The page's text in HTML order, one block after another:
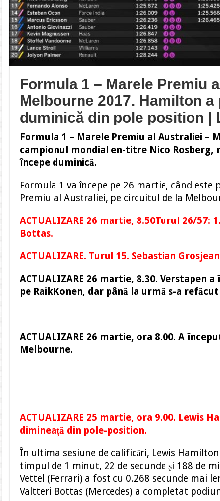
Formula 1 – Marele Premiu
Melbourne 2017. Hamilton a
duminică din pole position |
Formula 1 – Marele Premiu al Australiei –
campionul mondial en-titre Nico Rosberg,
începe duminică.
Formula 1 va începe pe 26 martie, când este
Premiu al Australiei, pe circuitul de la
ACTUALIZARE 26 martie, 8.50Turul 26/57:
Bottas.
ACTUALIZARE. Turul 15. Sebastian
ACTUALIZARE 26 martie, 8.30. Verstapen a
pe RaikKonen, dar până la urmă s-a
ACTUALIZARE 26 martie, ora 8.00. A
Melbourne.
ACTUALIZARE 25 martie, ora 9.00. Lewis
dimineață din pole-position.
În ultima sesiune de calificări, Lewis
timpul de 1 minut, 22 de secunde şi 188 de
Vettel (Ferrari) a fost cu 0.268 secunde mai
Valtteri Bottas (Mercedes) a completat